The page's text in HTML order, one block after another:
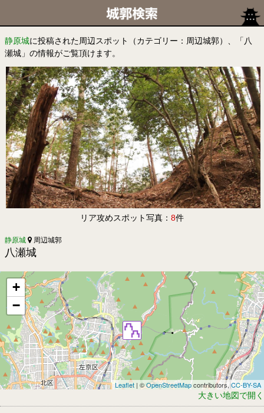
静原城に投稿された周辺スポット（カテゴリー：周辺城郭）、「八
瀬城」の情報がご覧頂けます。
リア攻めスポット写真： 8件
静原城 周辺城郭
八瀬城
+
−
Leaflet | ©OpenStreetMapcontributors, CC-BY-SA
大きい地図で開く